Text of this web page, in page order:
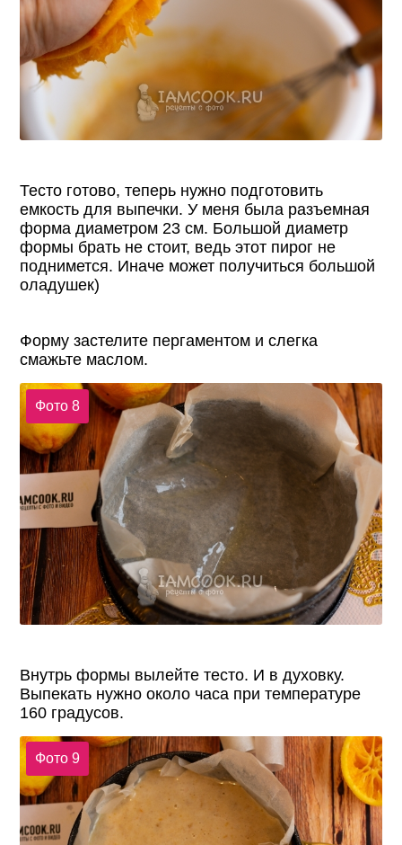
Тесто готово, теперь нужно подготовить
емкость для выпечки. У меня была разъемная
форма диаметром 23 см. Большой диаметр
формы брать не стоит, ведь этот пирог не
поднимется. Иначе может получиться большой
оладушек)
Форму застелите пергаментом и слегка
смажьте маслом.
Фото 8
Внутрь формы вылейте тесто. И в духовку.
Выпекать нужно около часа при температуре
160 градусов.
Фото 9